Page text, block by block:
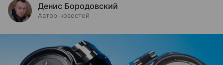
Денис Бородовский
Автор новостей